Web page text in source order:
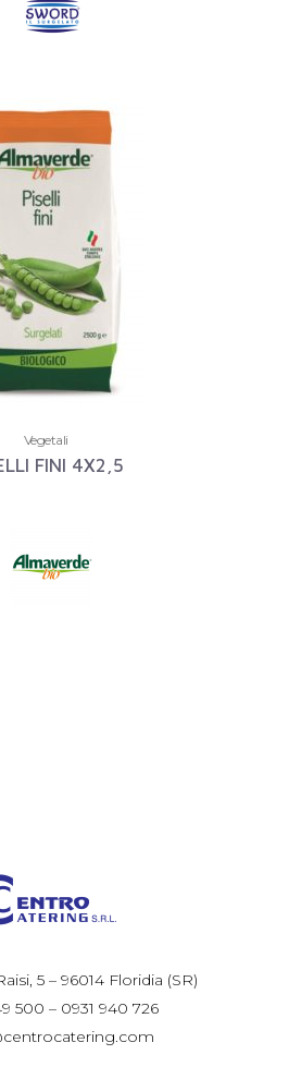
Vegetali
FINI 4X2,5
5 – 96014 Floridia (SR)
500 – 0931 940 726